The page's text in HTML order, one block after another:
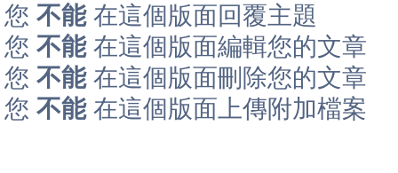
您 不能在這個版面回覆主題
您 不能在這個版面編輯您的文章
您 不能在這個版面刪除您的文章
您 不能在這個版面上傳附加檔案